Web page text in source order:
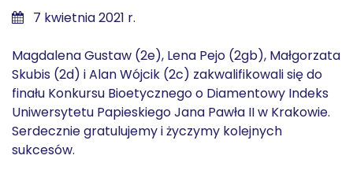
7 kwietnia 2021 r.
Magdalena Gustaw (2e), Lena Pejo (2gb), Małgorzata
Skubis (2d) i Alan Wójcik (2c) zakwalifikowali się do
finału Konkursu Bioetycznego o Diamentowy Indeks
Uniwersytetu Papieskiego Jana Pawła II w Krakowie.
Serdecznie gratulujemy i życzymy kolejnych
sukcesów.